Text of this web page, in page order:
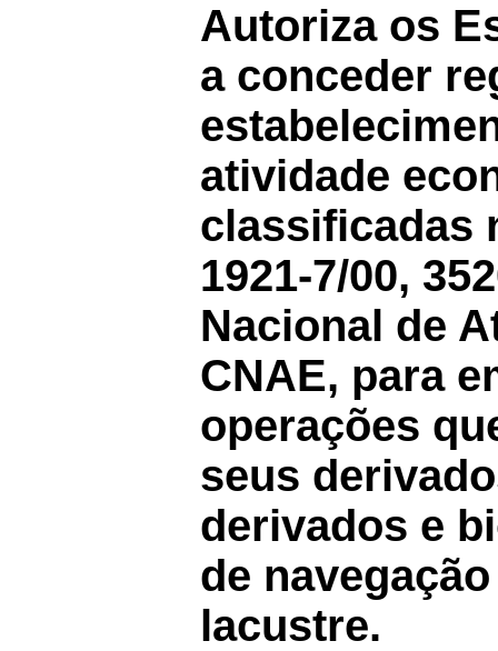
Autoriza os
a conceder
atividade
classificadas
1921-7/00,
Nacional de
CNAE, para
operações
seus
derivados e
de
lacustre.